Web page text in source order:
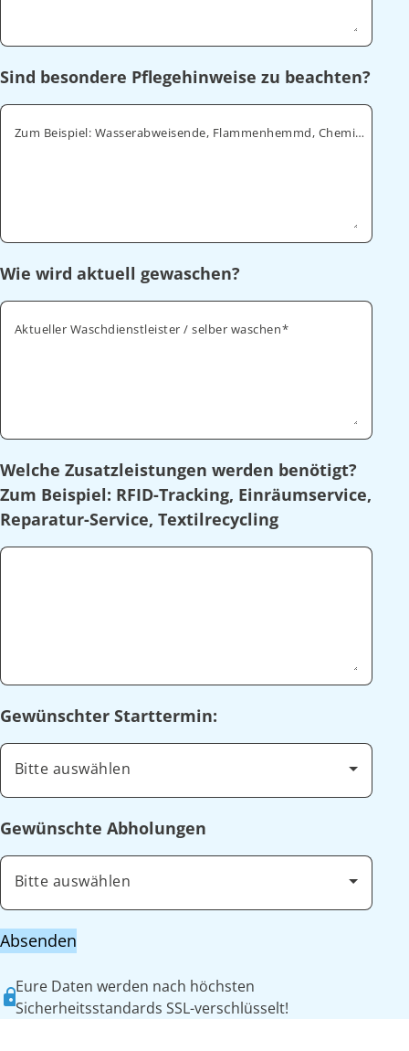
Sind besondere Pflegehinweise zu beachten?
Zum Beispiel: Wasserabweisende, Flammenhemmd, Chemikalienabweisende
Wie wird aktuell gewaschen?
Aktueller Waschdienstleister / selber waschen
Welche Zusatzleistungen werden benötigt?
Zum Beispiel: RFID-Tracking, Einräumservice,
Reparatur-Service, Textilrecycling
Gewünschter Starttermin:
Bitte auswählen
Gewünschte Abholungen
Bitte auswählen
Absenden
Eure Daten werden nach höchsten
Sicherheitsstandards SSL-verschlüsselt!